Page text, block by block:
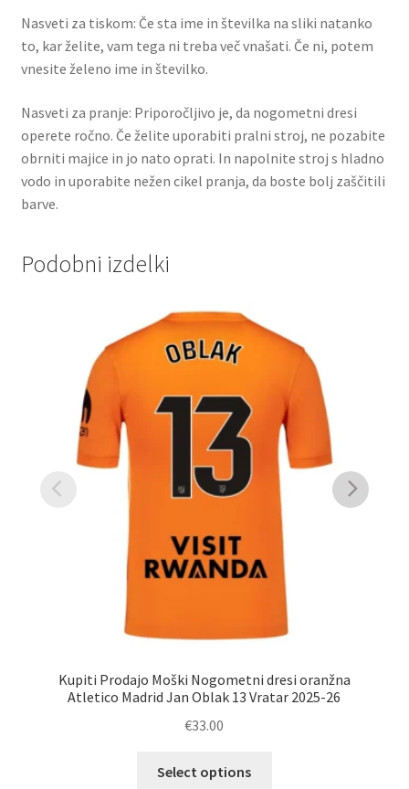
Nasveti za tiskom: Če sta ime in številka na sliki natanko
to, kar želite, vam tega ni treba več vnašati. Če ni, potem
vnesite želeno ime in številko.
Nasveti za pranje: Priporočljivo je, da nogometni dresi
operete ročno. Če želite uporabiti pralni stroj, ne pozabite
obrniti majice in jo nato oprati. In napolnite stroj s hladno
vodo in uporabite nežen cikel pranja, da boste bolj zaščitili
barve.
Podobni izdelki
Kupiti Prodajo Moški Nogometni dresi oranžna
Atletico Madrid Jan Oblak 13 Vratar 2025-26
€33.00
Select options